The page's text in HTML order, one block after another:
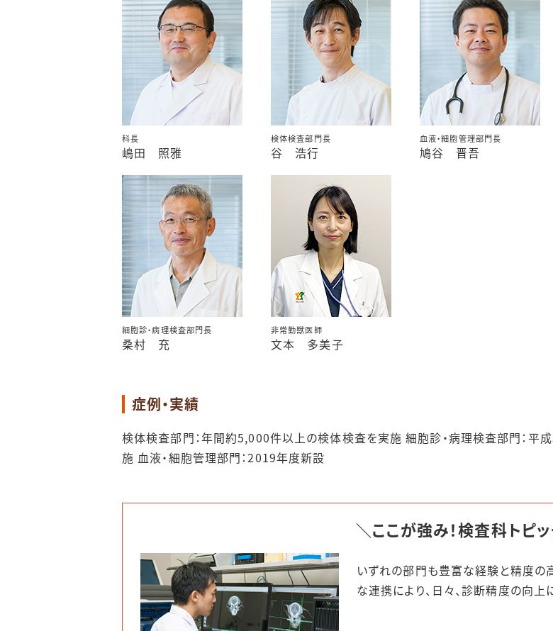
科長
嶋田 照雅
検体検査部門長
谷 浩行
血液・細胞管理部門長
鳩谷 晋吾
細胞診・病理検査部門長
桑村 充
非常勤獣医師
文本 多美子
症例・実績
検体検査部門：年間約5,000件以上の検体検査を実施 細胞診・病理検査部門：
施 血液・細胞管理部門：2019年度新設
＼ここが強み！検査科トピ
いずれの部門も豊富な経験と精度の
な連携により、日々、診断精度の向上